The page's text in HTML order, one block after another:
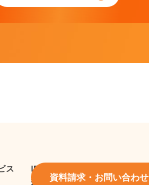
ス
IR情報
採用情報資料請求・お問い合わせ